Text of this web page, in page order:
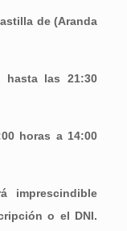
de (Aranda
hasta las 21:30
horas a 14:00
imprescindible
o el DNI.